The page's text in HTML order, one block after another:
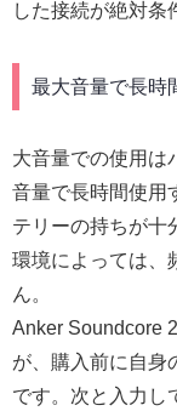
した接続が絶対条
最大音量で長時
大音量での使用は
音量で長時間使用
テリーの持ちが十
環境によっては、
ん。
Anker Soundcore
が、購入前に自身
です。次と入力し